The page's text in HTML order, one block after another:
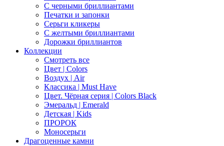
C черными бриллиантами
Печатки и запонки
Серьги кликеры
С желтыми бриллиантами
Дорожки бриллиантов
Коллекции
Смотреть все
Цвет | Colors
Воздух | Air
Классика | Must Have
Цвет. Чёрная серия | Colors Black
Эмеральд | Emerald
Детская | Kids
ПРОРОК
Моносерьги
Драгоценные камни